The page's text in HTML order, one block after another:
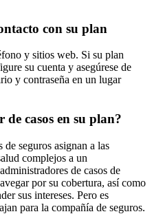
con su plan
y sitios web. Si su plan
su cuenta y asegúrese de
y contraseña en un lugar
casos en su plan?
seguros asignan a las
complejos a un
de casos de
por su cobertura, así como
sus intereses. Pero es
para la compañía de seguros.